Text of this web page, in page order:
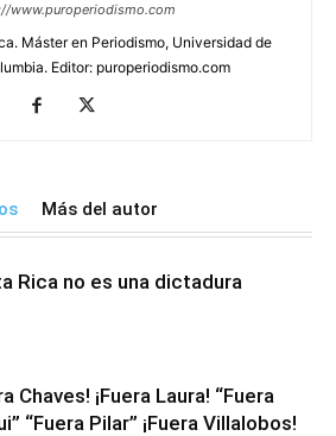
www.puroperiodismo.com
Máster en Periodismo, Universidad de
Editor: puroperiodismo.com
Más del autor
Rica no es una dictadura
Chaves! ¡Fuera Laura! “Fuera
“Fuera Pilar” ¡Fuera Villalobos!